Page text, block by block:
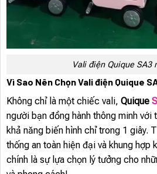
Vali điện Quique SA3
Vì Sao Nên Chọn Vali điện Quique
Không chỉ là một chiếc vali, Quique
người bạn đồng hành thông minh
khả năng biến hình chỉ trong 1 giây.
thống an toàn hiện đại và khung hợp
chính là sự lựa chọn lý tưởng cho